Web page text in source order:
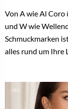
Von A wie Al Coro
und W wie
Schmuckmarken
alles rund um Ihre